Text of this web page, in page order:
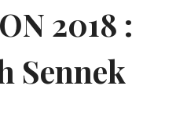
2018 :
Sennek